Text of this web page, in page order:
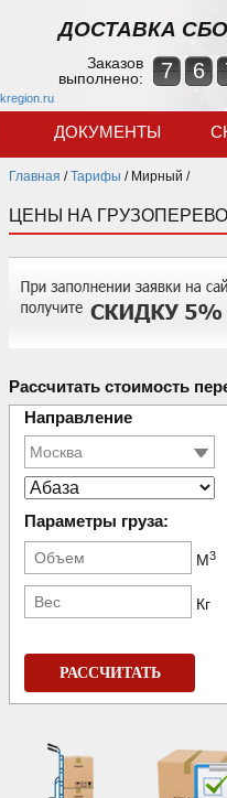
ДОСТАВКА
Заказов
выполнено:
7 6
ДОКУМЕНТЫ
Главная /Тарифы / Мирный /
ЦЕНЫ НА
Рассчитать стоимость
Направление
Параметры груза:
М3
Кг
РАССЧИТАТЬ